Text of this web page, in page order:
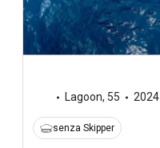
Lagoon, 55 2024
senza Skipper